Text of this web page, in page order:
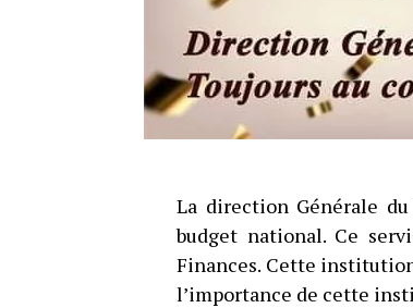
La direction Générale
budget national. Ce
Finances. Cette
l’importance de cette